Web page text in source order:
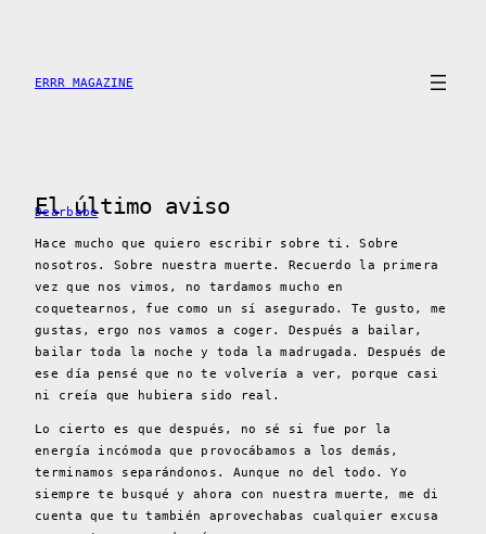
contenido
ERRR MAGAZINE
El último aviso
Dearbabe
Hace mucho que quiero escribir sobre ti. Sobre
nosotros. Sobre nuestra muerte. Recuerdo la primera
vez que nos vimos, no tardamos mucho en
coquetearnos, fue como un sí asegurado. Te gusto, me
gustas, ergo nos vamos a coger. Después a bailar,
bailar toda la noche y toda la madrugada. Después de
ese día pensé que no te volvería a ver, porque casi
ni creía que hubiera sido real.
Lo cierto es que después, no sé si fue por la
energía incómoda que provocábamos a los demás,
terminamos separándonos. Aunque no del todo. Yo
siempre te busqué y ahora con nuestra muerte, me di
cuenta que tu también aprovechabas cualquier excusa